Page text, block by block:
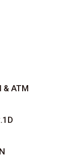
& ATM